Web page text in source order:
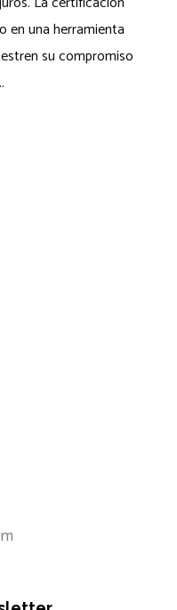
en una herramienta
su compromiso